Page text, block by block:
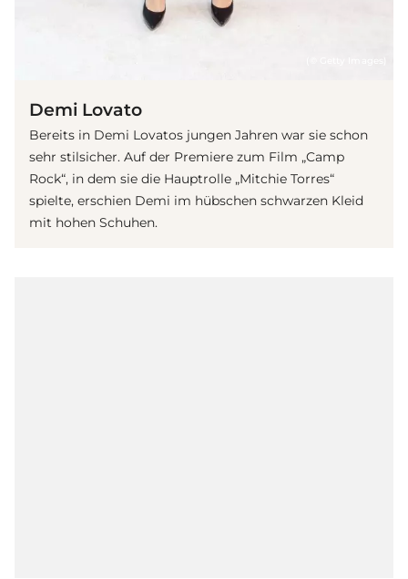
Demi Lovato
Bereits in Demi Lovatos jungen Jahren war sie schon
sehr stilsicher. Auf der Premiere zum Film „Camp
Rock“, in dem sie die Hauptrolle „Mitchie Torres“
spielte, erschien Demi im hübschen schwarzen Kleid
mit hohen Schuhen.